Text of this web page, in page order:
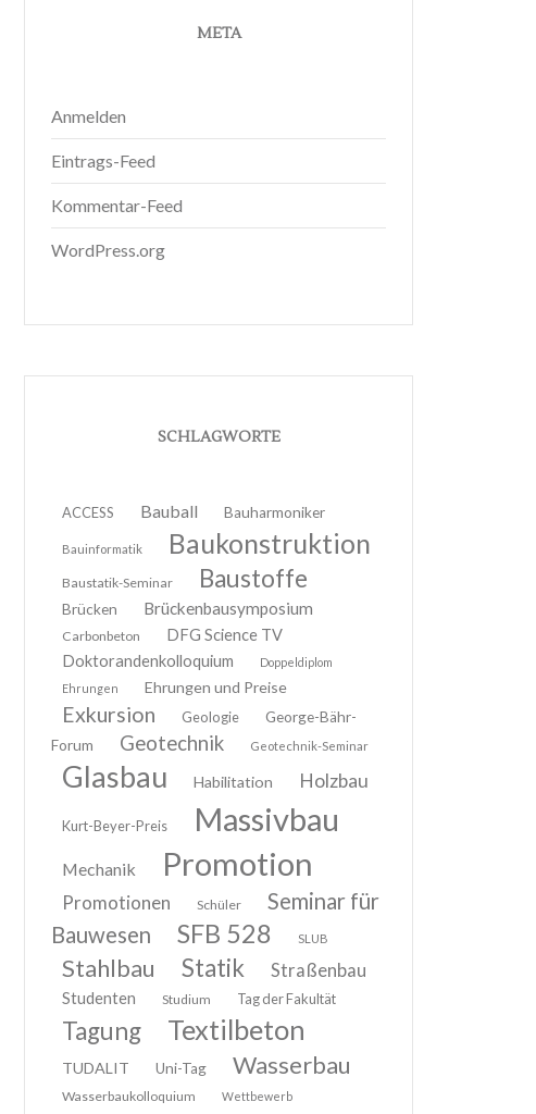
META
Anmelden
Eintrags-Feed
Kommentar-Feed
WordPress.org
SCHLAGWORTE
ACCESS Bauball Bauharmoniker
Bauinformatik Baukonstruktion
Baustatik-Seminar Baustoffe
Brücken Brückenbausymposium
Carbonbeton
DFG Science TV
Doktorandenkolloquium
Doppeldiplom
Ehrungen
Ehrungen und Preise
Exkursion Geologie
George-Bähr-
Forum
Geotechnik Geotechnik-Seminar
Glasbau Habilitation Holzbau
Kurt-Beyer-Preis Massivbau
Mechanik Promotion
Promotionen Schüler
Seminar für
Bauwesen
SFB 528 SLUB
Stahlbau Statik Straßenbau
Studenten Studium Tag der Fakultät
Tagung Textilbeton
TUDALIT Uni-Tag Wasserbau
Wasserbaukolloquium Wettbewerb